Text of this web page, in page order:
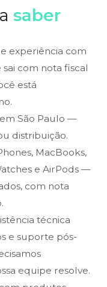
saber
experiência com
com nota fiscal
está
São Paulo —
distribuição.
MacBooks,
e AirPods —
com nota
técnica
e suporte pós-
equipe resolve.